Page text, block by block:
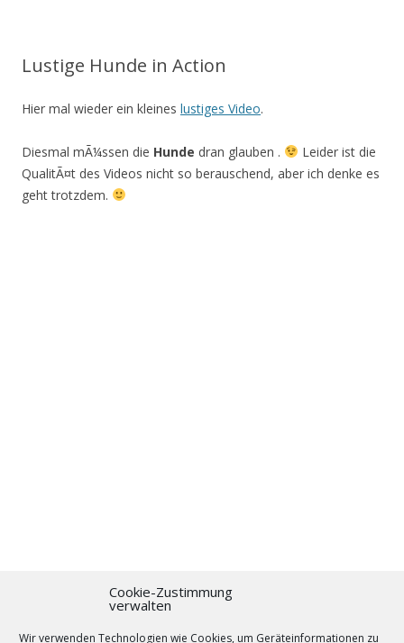
Cookie-Zustimmung
verwalten
Wir verwenden Technologien wie Cookies, um Geräteinformationen zu
Lustige Hunde in Action
Hier mal wieder ein kleines lustiges Video.
Diesmal mÃ¼ssen die Hunde dran glauben .
Leider ist die
QualitÃ¤t des Videos nicht so berauschend, aber ich denke es
geht trotzdem.
Dieser Beitrag wurde am14. März 2008
veröffentlicht.